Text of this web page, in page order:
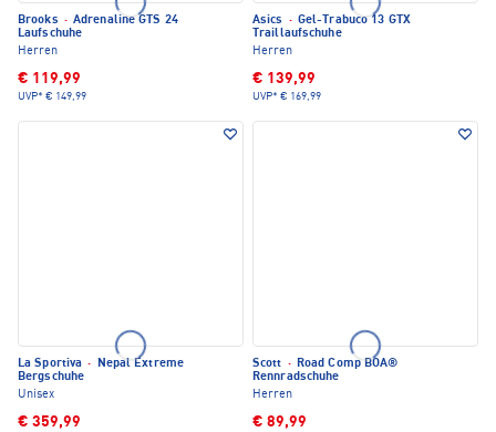
Brooks · Adrenaline GTS 24
Laufschuhe
Herren
€ 119,99
UVP* € 149,99
Asics · Gel-Trabuco 13 GTX
Traillaufschuhe
Herren
€ 139,99
UVP* € 169,99
La Sportiva ·
Nepal Extreme
Bergschuhe
Unisex
€ 359,99
Scott · Road Comp BOA®
Rennradschuhe
Herren
€ 89,99